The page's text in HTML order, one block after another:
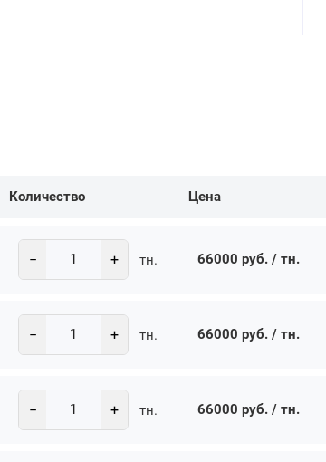
Количество Цена
− + тн. 66000 руб. / тн.
− + тн. 66000 руб. / тн.
− + тн. 66000 руб. / тн.